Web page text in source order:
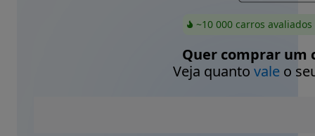
~10 000 carros
Quer comprar um
Veja quanto valeo